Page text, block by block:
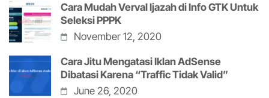
Cara Mudah Verval Ijazah di Info GTK Untuk
Seleksi PPPK
November 12, 2020
Cara Jitu Mengatasi Iklan AdSense
Dibatasi Karena “Traffic Tidak Valid”
June 26, 2020